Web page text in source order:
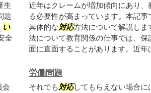
生
題
い
全
近年はクレームが増加傾向にあり、
る必要性が高まっています。本記
具体的な対応方法について解説しま
法について教育関係の仕事では、
面に直面することがあります。近年
会
労働問題
それでも 対応してもらえない場合に